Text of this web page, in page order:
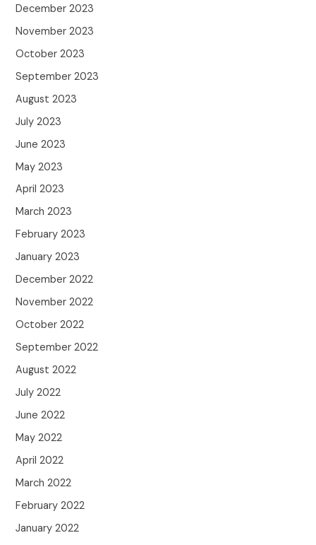
December 2023
November 2023
October 2023
September 2023
August 2023
July 2023
June 2023
May 2023
April 2023
March 2023
February 2023
January 2023
December 2022
November 2022
October 2022
September 2022
August 2022
July 2022
June 2022
May 2022
April 2022
March 2022
February 2022
January 2022